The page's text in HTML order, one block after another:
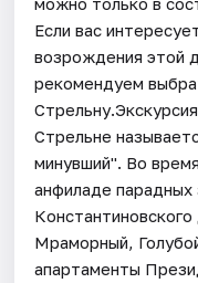
Если вас
возрождения этой
рекомендуем
Стрельне
минувший". Во
анфиладе парадных
Мраморный,
апартаменты